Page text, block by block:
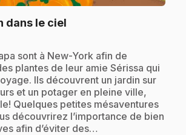
dans le ciel
sont à New-York afin de
plantes de leur amie Sérissa qui
Ils découvrent un jardin sur
et un potager en pleine ville,
Quelques petites mésaventures
découvrirez l’importance de bien
afin d’éviter des…